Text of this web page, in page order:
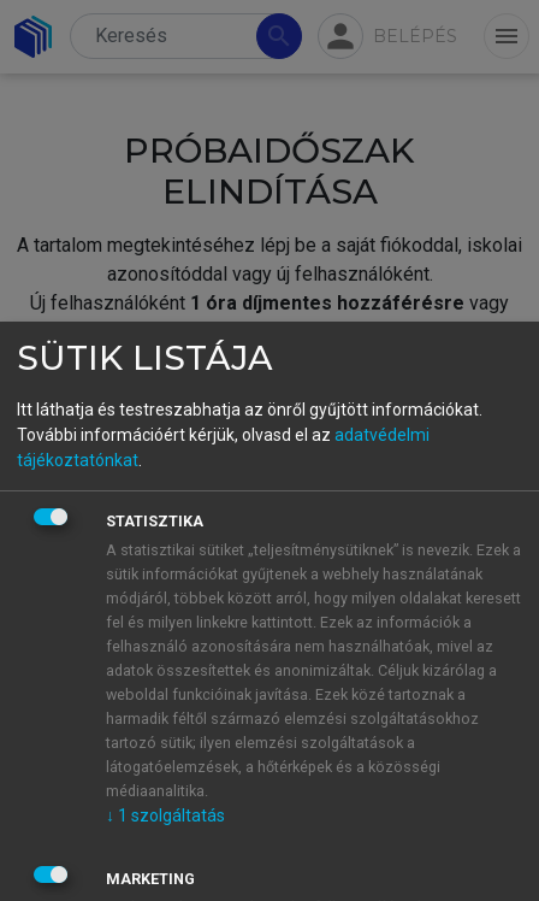
search person BELÉPÉS menu
PRÓBAIDŐSZAK
ELINDÍTÁSA
A tartalom megtekintéséhez lépj be a saját fiókoddal, iskolai
azonosítóddal vagy új felhasználóként.
Új felhasználóként 1 óra díjmentes hozzáférésre vagy
fiókoddal,vagy hozz létre új fiókot.
A regisztráció után apróbaidőszakautomatikusan
BELÉPÉS SAJÁT FIÓKKAL
ÚJ FIÓK LÉTREHOZÁSA
1 óra díjmentes hozzáférés
E-MAIL-CÍM
JELSZÓ
SÜTIK LISTÁJA
Itt láthatja és testreszabhatja az önről gyűjtött információkat.
További információért kérjük, olvasd el az adatvédelmi
tájékoztatónkat
STATISZTIKA
A statisztikai sütiket „teljesítménysütiknek” is nevezik. Ezek a
sütik információkat gyűjtenek a webhely használatának
módjáról, többek között arról, hogy milyen oldalakat keresett
fel és milyen linkekre kattintott. Ezek az információk a
felhasználó azonosítására nem használhatóak, mivel az
adatok összesítettek és anonimizáltak. Céljuk kizárólag a
weboldal funkcióinak javítása. Ezek közé tartoznak a
harmadik féltől származó elemzési szolgáltatásokhoz
tartozó sütik; ilyen elemzési szolgáltatások a
látogatóelemzések, a hőtérképek és a közösségi
médiaanalitika.
↓ 1 szolgáltatás
MARKETING